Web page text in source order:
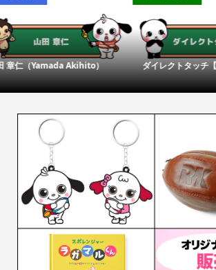
グビールー... ラグビーワールドカップ2023の日...